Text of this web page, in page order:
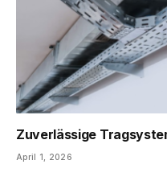
Zuverlässige
April 1, 2026